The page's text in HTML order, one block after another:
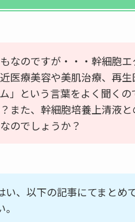
なのですが・・・幹細胞
医療美容や美肌治療、再
」という言葉をよく聞く
また、幹細胞培養上清液
のでしょうか？
い、以下の記事にてまとめ
。